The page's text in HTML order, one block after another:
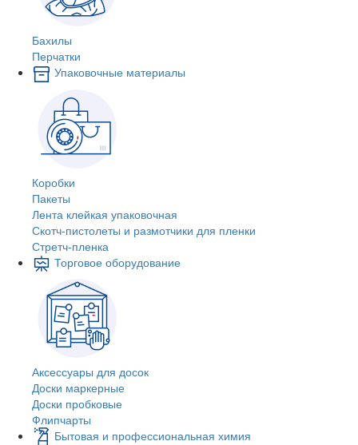
Бахилы
Перчатки
Упаковочные материалы
Коробки
Пакеты
Лента клейкая упаковочная
Скотч-пистолеты и размотчики для пленки
Стретч-пленка
Торговое оборудование
Аксессуары для досок
Доски маркерные
Доски пробковые
Флипчарты
Бытовая и профессиональная химия